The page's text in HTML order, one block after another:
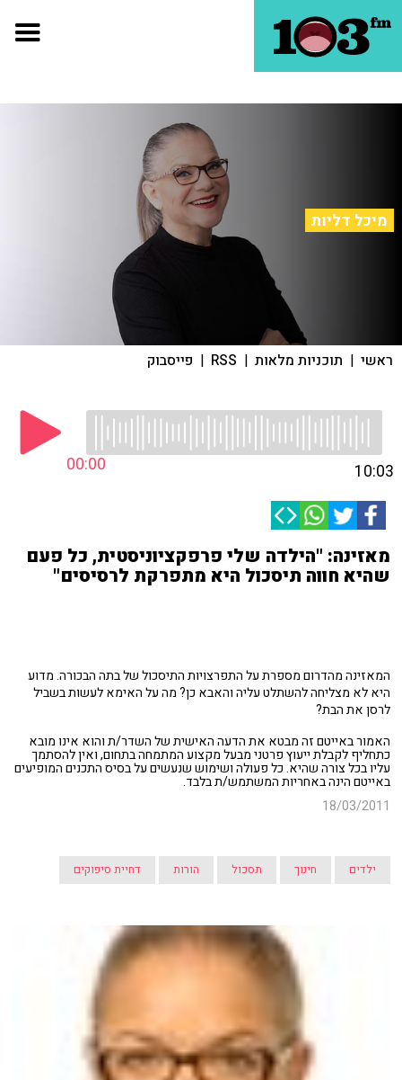
מיכל דליות
ראשי | תוכניות מלאות |
RSS
| פייסבוק
00:00 10:03
מאזינה: "הילדה שלי פרפקציוניסטית, כל פעם
שהיא חווה תיסכול היא מתפרקת לרסיסים"
המאזינה מהדרום מספרת על התפרצויות התיסכול של בתה הבכורה. מדוע
היא לא מצליחה להשתלט עליה והאבא כן? מה על האימא לעשות בשביל
לרסן את הבת?
האמור באייטם זה מבטא את הדעה האישית של השדר/ת והוא אינו מובא
כתחליף לקבלת ייעוץ פרטני מבעל מקצוע המתמחה בתחום, ואין להסתמך
עליו בכל צורה שהיא. כל פעולה ושימוש שנעשים על בסיס התכנים המופיעים
באייטם הינה באחריות המשתמש/ת בלבד.
18/03/2011
ילדים חינוך תסכול הורות דחיית סיפוקים